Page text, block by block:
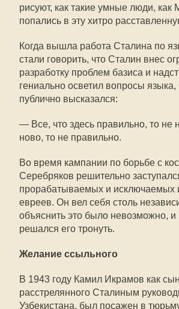
рисуют, как такие умные люди, как
попались в эту хитро
Когда вышла работа Сталина по
стали говорить, что Сталин внес
разработку проблем базиса и
гениально осветил вопросы
публично высказался:
— Все, что здесь правильно, то не
ново, то не правильно.
Во время кампании по борьбе с
Серебряков решительно
прорабатываемых и исключаемых
евреев. Он вел себя столь
объяснить это было невозможно, и
решался его тронуть.
Желание ссыльного
В 1943 году Камил Икрамов как
расстрелянного Сталиным
Узбекистана, был посажен в